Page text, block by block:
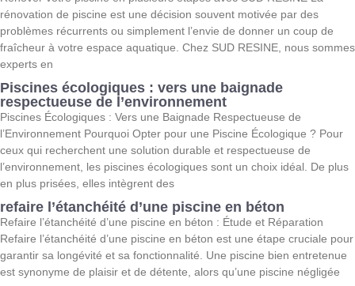
rénovation de piscine est une décision souvent motivée par des
problèmes récurrents ou simplement l’envie de donner un coup de
fraîcheur à votre espace aquatique. Chez SUD RESINE, nous sommes
experts en
Piscines écologiques : vers une baignade
respectueuse de l’environnement
Piscines Écologiques : Vers une Baignade Respectueuse de
l’Environnement Pourquoi Opter pour une Piscine Écologique ? Pour
ceux qui recherchent une solution durable et respectueuse de
l’environnement, les piscines écologiques sont un choix idéal. De plus
en plus prisées, elles intègrent des
refaire l’étanchéité d’une piscine en béton
Refaire l’étanchéité d’une piscine en béton : Étude et Réparation
Refaire l’étanchéité d’une piscine en béton est une étape cruciale pour
garantir sa longévité et sa fonctionnalité. Une piscine bien entretenue
est synonyme de plaisir et de détente, alors qu’une piscine négligée